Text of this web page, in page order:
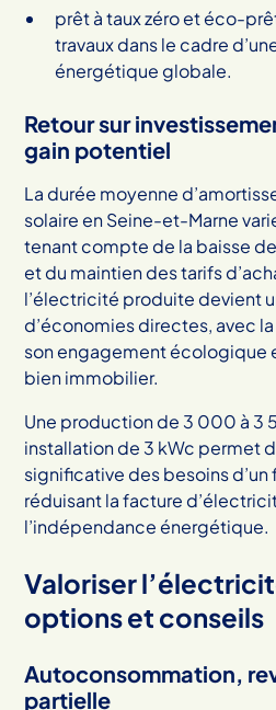
prêt à taux zéro et éco-
travaux dans le cadre
énergétique globale.
Retour sur
gain potentiel
La durée moyenne
solaire en Seine-et-Marne
tenant compte de la baisse
et du maintien des tarifs
l’électricité produite devient
d’économies directes, avec
son engagement écologique
bien immobilier.
Une production de 3 000 à 3
installation de 3 kWc permet
significative des besoins d’un
réduisant la facture
l’indépendance énergétique.
Valoriser
options et conseils
Autoconsommation,
partielle